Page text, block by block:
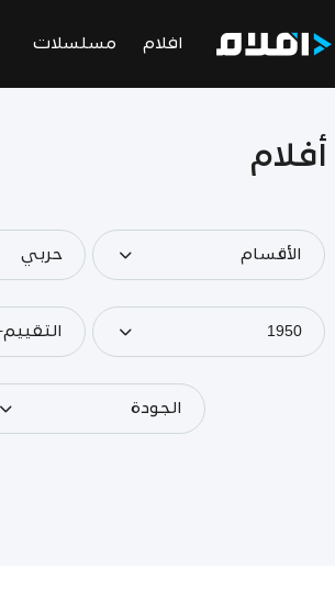
افلام مسلسلات
أفلام
الأقسام حربي
1950
الجودة